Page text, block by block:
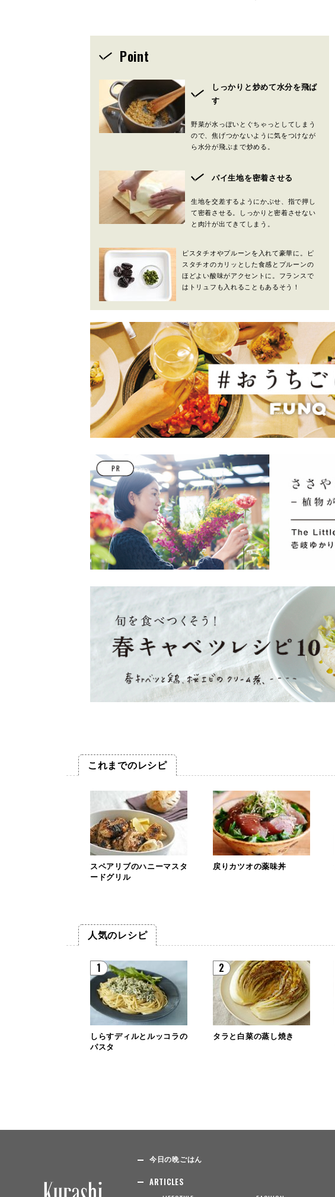
Point
しっかりと炒めて水分を飛ば
す
野菜が水っぽいとぐちゃっとしてしまう
ので、焦げつかないように気をつけなが
ら水分が飛ぶまで炒める。
パイ生地を密着させる
生地を交差するようにかぶせ、指で押し
て密着させる。しっかりと密着させない
と肉汁が出てきてしまう。
ピスタチオやプルーンを入れて豪華に。ピ
スタチオのカリッとした食感とプルーンの
ほどよい酸味がアクセントに。フランスで
はトリュフも入れることもあるそう！
これまでのレシピ
スペアリブのハニーマスタ
ードグリル
戻りカツオの薬味丼
人気のレシピ
1
しらすディルとルッコラの
パスタ
2
タラと白菜の蒸し焼き
今日の晩ごはん
ARTICLES